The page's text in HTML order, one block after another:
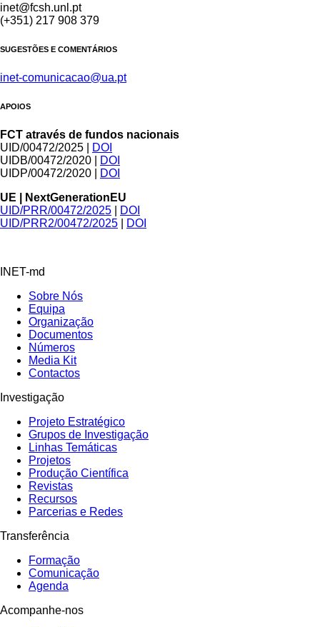
inet@fcsh.unl.pt
(+351) 217 908 379
SUGESTÕES E COMENTÁRIOS
inet-comunicacao@ua.pt
APOIOS
FCT através de fundos nacionais
UID/00472/2025 |
DOI
UIDB/00472/2020 |
DOI
UIDP/00472/2020 |
DOI
UE | NextGenerationEU
UID/PRR/00472/2025
DOI
UID/PRR2/00472/2025
DOI
INET-md
Sobre Nós
Equipa
Organização
Documentos
Números
Media Kit
Contactos
Investigação
Projeto Estratégico
Grupos de Investigação
Linhas Temáticas
Projetos
Produção Científica
Revistas
Recursos
Parcerias e Redes
Transferência
Formação
Comunicação
Agenda
Acompanhe-nos